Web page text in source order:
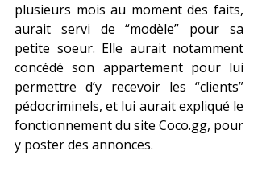
plusieurs mois au moment des faits,
aurait servi de “modèle” pour sa
petite soeur. Elle aurait notamment
concédé son appartement pour lui
permettre d’y recevoir les “clients”
pédocriminels, et lui aurait expliqué le
fonctionnement du site Coco.gg, pour
y poster des annonces.